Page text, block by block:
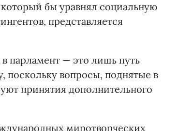
бы уравнял социальную
представляется
парламент — это лишь путь
поскольку вопросы, поднятые в
принятия дополнительного
миротворческих